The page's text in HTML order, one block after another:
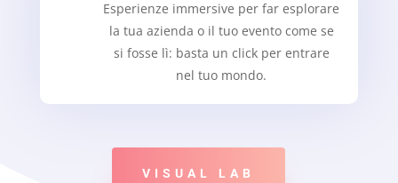
Esperienze immersive per far esplorare
la tua azienda o il tuo evento come se
si fosse lì: basta un click per entrare
nel tuo mondo.
VISUAL LAB